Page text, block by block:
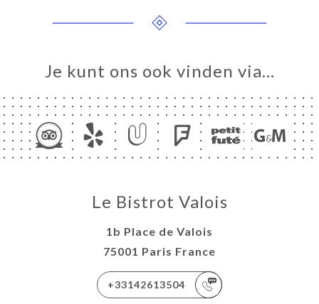
Je kunt ons ook vinden via…
Le Bistrot Valois
1b Place de Valois
75001 Paris France
+33142613504